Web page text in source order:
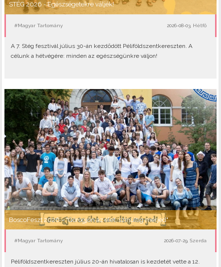
STÉG 2026 - Egészségetekre váljék!
#Magyar Tartomány 2026-08-03, Hétfő
A 7. Stég fesztivál július 30-án kezdődött Péliföldszentkereszten. A
célunk a hétvégére: minden az egészségünkre váljon!
BoscoFeszt 2026 – "Görögjön az élet, színültig mérjed"
#Magyar Tartomány 2026-07-29, Szerda
Péliföldszentkereszten július 20-án hivatalosan is kezdetét vette a 12.